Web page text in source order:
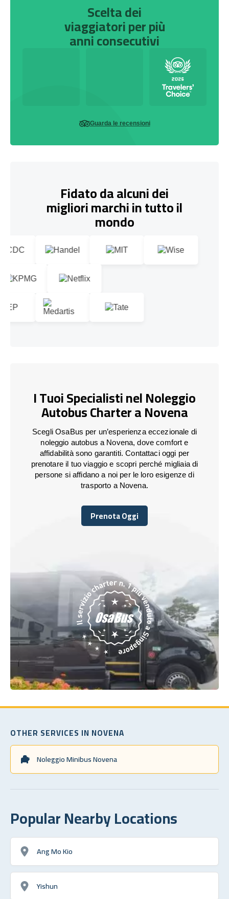
Scelta dei
viaggiatori per più
anni consecutivi
Guarda le recensioni
Fidato da alcuni dei
migliori marchi in tutto il
mondo
I Tuoi Specialisti nel Noleggio
Autobus Charter a Novena
Scegli OsaBus per un’esperienza eccezionale di
noleggio autobus a Novena, dove comfort e
affidabilità sono garantiti. Contattaci oggi per
prenotare il tuo viaggio e scopri perché migliaia di
persone si affidano a noi per le loro esigenze di
trasporto a Novena.
Prenota Oggi
Prenota Oggi
OTHER SERVICES IN NOVENA
Noleggio Minibus Novena
Popular Nearby Locations
Ang Mo Kio
Yishun